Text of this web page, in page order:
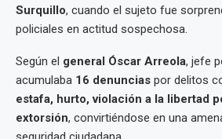
Surquillo, cuando el sujeto fue
policiales en actitud sospechosa.
Según el general Óscar Arreola, jefe
acumulaba 16 denuncias por delitos
estafa, hurto, violación a la libertad
extorsión, convirtiéndose en una